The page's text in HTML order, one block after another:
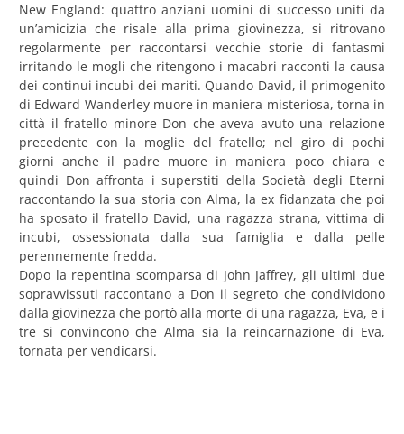
New England: quattro anziani uomini di successo uniti da
un’amicizia che risale alla prima giovinezza, si ritrovano
regolarmente per raccontarsi vecchie storie di fantasmi
irritando le mogli che ritengono i macabri racconti la causa
dei continui incubi dei mariti. Quando David, il primogenito
di Edward Wanderley muore in maniera misteriosa, torna in
città il fratello minore Don che aveva avuto una relazione
precedente con la moglie del fratello; nel giro di pochi
giorni anche il padre muore in maniera poco chiara e
quindi Don affronta i superstiti della Società degli Eterni
raccontando la sua storia con Alma, la ex fidanzata che poi
ha sposato il fratello David, una ragazza strana, vittima di
incubi, ossessionata dalla sua famiglia e dalla pelle
perennemente fredda.
Dopo la repentina scomparsa di John Jaffrey, gli ultimi due
sopravvissuti raccontano a Don il segreto che condividono
dalla giovinezza che portò alla morte di una ragazza, Eva, e i
tre si convincono che Alma sia la reincarnazione di Eva,
tornata per vendicarsi.